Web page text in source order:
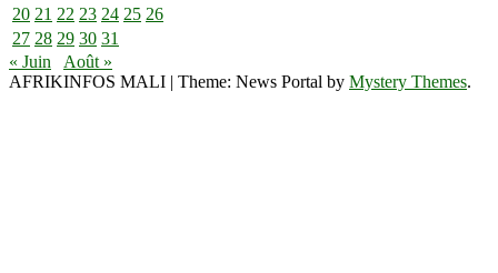
20 21 22 23 24 25 26
27 28 29 30 31
« Juin
Août »
AFRIKINFOS MALI | Theme: News Portal by Mystery Themes.